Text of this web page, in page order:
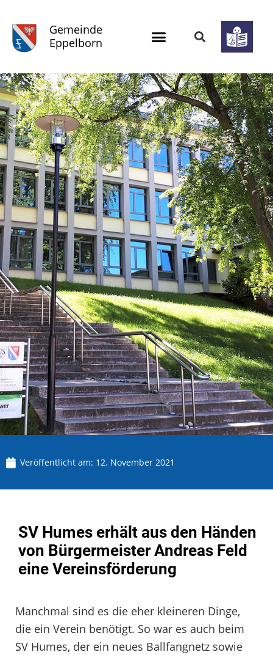
Gemeinde
Eppelborn
Veröffentlicht am: 12. November 2021
SV Humes erhält aus den Händen
von Bürgermeister Andreas Feld
eine Vereinsförderung
Manchmal sind es die eher kleineren Dinge,
die ein Verein benötigt. So war es auch beim
SV Humes, der ein neues Ballfangnetz sowie